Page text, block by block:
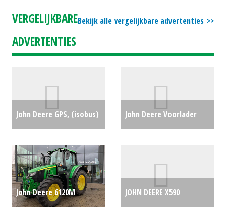
Bekijk alle vergelijkbare advertenties
VERGELIJKBARE
ADVERTENTIES
John Deere GPS, (isobus)
(ZOB) #78203
€0
John Deere Voorlader
John Deere 6120M
JOHN DEERE X590